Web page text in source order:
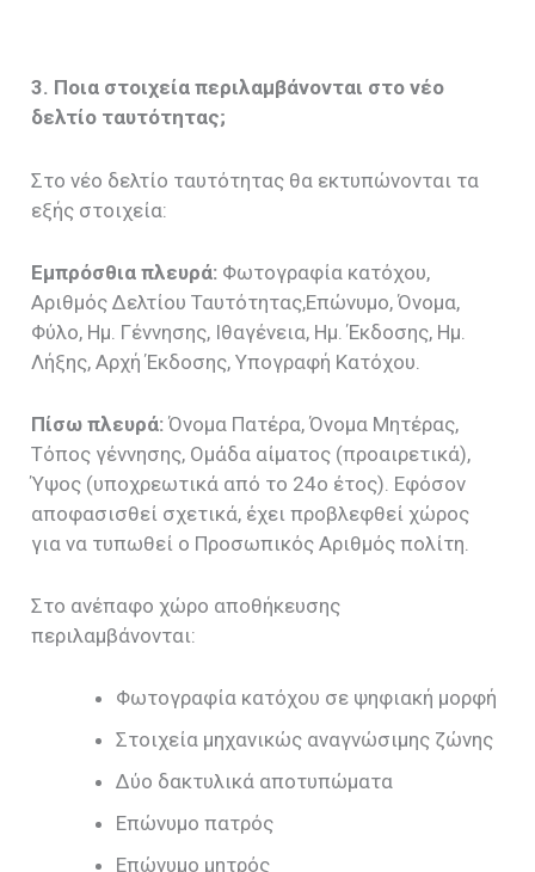
3. Ποια στοιχεία περιλαμβάνονται στο νέο
δελτίο ταυτότητας;
Στο νέο δελτίο ταυτότητας θα εκτυπώνονται τα
εξής στοιχεία:
Εμπρόσθια πλευρά: Φωτογραφία κατόχου,
Αριθμός Δελτίου Ταυτότητας,Επώνυμο, Όνομα,
Φύλο, Ημ. Γέννησης, Ιθαγένεια, Ημ. Έκδοσης, Ημ.
Λήξης, Αρχή Έκδοσης, Υπογραφή Κατόχου.
Πίσω πλευρά: Όνομα Πατέρα, Όνομα Μητέρας,
Τόπος γέννησης, Ομάδα αίματος (προαιρετικά),
Ύψος (υποχρεωτικά από το 24ο έτος). Εφόσον
αποφασισθεί σχετικά, έχει προβλεφθεί χώρος
για να τυπωθεί ο Προσωπικός Αριθμός πολίτη.
Στο ανέπαφο χώρο αποθήκευσης
περιλαμβάνονται:
Φωτογραφία κατόχου σε ψηφιακή μορφή
Στοιχεία μηχανικώς αναγνώσιμης ζώνης
Δύο δακτυλικά αποτυπώματα
Επώνυμο πατρός
Επώνυμο μητρός